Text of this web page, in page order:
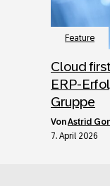
Feature
Cloud
ERP-
Gruppe
vonAstrid
7. April 2026